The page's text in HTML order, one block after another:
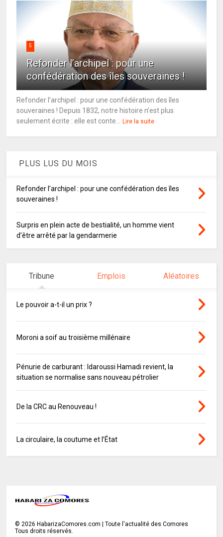
5
Refonder l’archipel : pour une
confédération des îles souveraines !
Refonder l’archipel : pour une confédération des îles
souveraines ! Depuis 1832, notre histoire n’est plus
seulement écrite : elle est conte...
Lire la suite
PLUS LUS DU MOIS
Refonder l’archipel : pour une confédération des îles
souveraines !
Surpris en plein acte de bestialité, un homme vient
d'être arrêté par la gendarmerie
Tribune Emplois Aléatoires
Le pouvoir a-t-il un prix ?
Moroni a soif au troisième millénaire
Pénurie de carburant : Idaroussi Hamadi revient, la
situation se normalise sans nouveau pétrolier
De la CRC au Renouveau !
La circulaire, la coutume et l’État
©2026 HabarizaComores.com | Toute l'actualité des Comores
Tous droits réservés.